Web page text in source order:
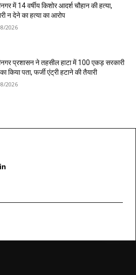
में 14 वर्षीय किशोर आदर्श चौहान की हत्या,
न देने का हत्या का आरोप
2026
प्रशासन ने तहसील हाटा में 100 एकड़ सरकारी
किया पता, फर्जी एंट्री हटाने की तैयारी
2026